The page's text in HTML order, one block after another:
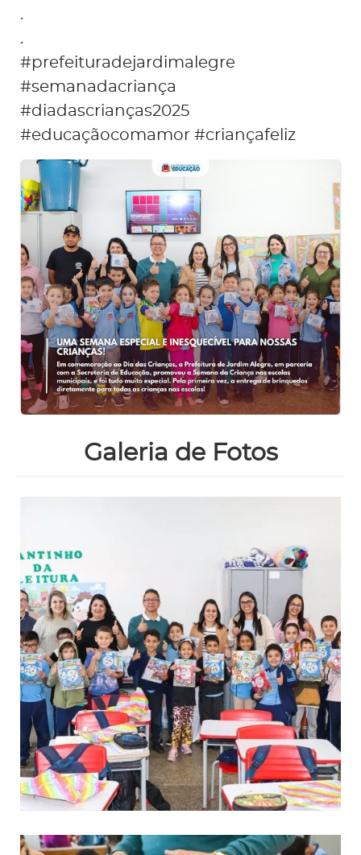
.
.
#prefeituradejardimalegre
#semanadacriança
#diadascrianças2025
#educaçãocomamor #criançafeliz
Galeria de Fotos